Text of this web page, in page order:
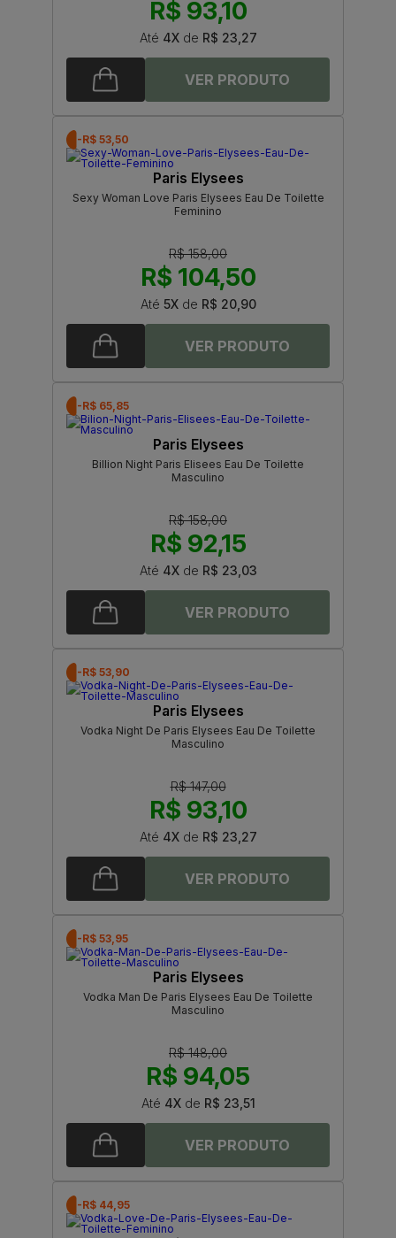
R$ 93,10
Até 4Xde R$ 23,27
-R$ 53,50
Paris Elysees
Sexy Woman Love Paris Elysees Eau De Toilette
Feminino
R$ 158,00
R$ 104,50
Até 5Xde R$ 20,90
-R$ 65,85
Paris Elysees
Billion Night Paris Elisees Eau De Toilette
Masculino
R$ 158,00
R$ 92,15
Até 4Xde R$ 23,03
-R$ 53,90
Paris Elysees
Vodka Night De Paris Elysees Eau De Toilette
Masculino
R$ 147,00
R$ 93,10
Até 4Xde R$ 23,27
-R$ 53,95
Paris Elysees
Vodka Man De Paris Elysees Eau De Toilette
Masculino
R$ 148,00
R$ 94,05
Até 4Xde R$ 23,51
-R$ 44,95